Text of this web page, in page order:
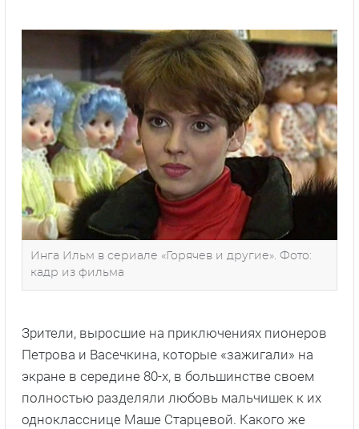
Инга Ильм в сериале «Горячев и другие». Фото:
кадр из фильма
Зрители, выросшие на приключениях пионеров
Петрова и Васечкина, которые «зажигали» на
экране в середине 80-х, в большинстве своем
полностью разделяли любовь мальчишек к их
однокласснице Маше Старцевой. Какого же